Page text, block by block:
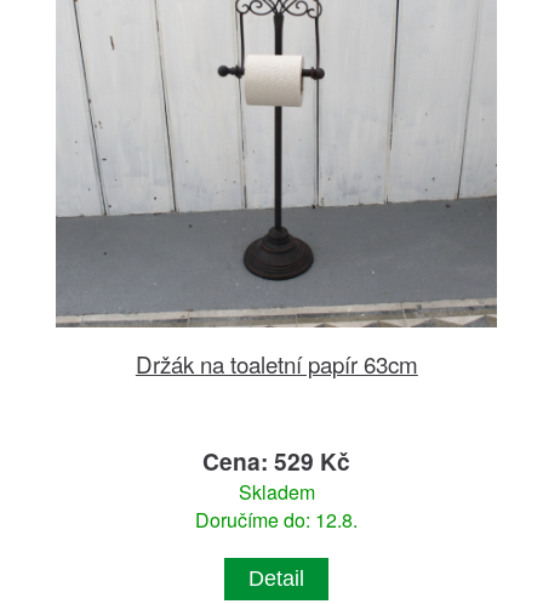
Držák na toaletní papír 63cm
Cena: 529 Kč
Skladem
Doručíme do: 12.8.
Detail